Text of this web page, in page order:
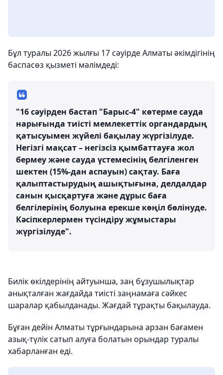
Бұл туралы 2026 жылғы 17 сәуірде Алматы әкімдігінің
баспасөз қызметі мәлімдеді:
"16 сәуірден бастап "Барыс-4" көтерме сауда
нарығында тиісті мемлекеттік органдардың
қатысуымен жүйелі бақылау жүргізілуде.
Негізгі мақсат – негізсіз қымбаттауға жол
бермеу және сауда үстемесінің белгіленген
шектен (15%-дан аспауын) сақтау. Баға
қалыптастырудың ашықтығына, делдалдар
санын қысқартуға және дұрыс баға
белгілерінің болуына ерекше көңіл бөлінуде.
Кәсіпкерлермен түсіндіру жұмыстары
жүргізілуде".
Билік өкілдерінің айтуынша, заң бұзушылықтар
анықталған жағдайда тиісті заңнамаға сәйкес
шаралар қабылданады. Жағдай тұрақты бақылауда.
Бұған дейін Алматы тұрғындарына арзан бағамен
азық-түлік сатып алуға болатын орындар туралы
хабарланған еді.